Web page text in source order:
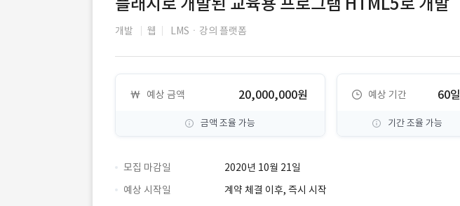
고객센터
개발 웹 LMSㆍ강의 플랫폼
예상 금액 20,000,000원
금액 조율 가능
예상 기간 60일
기간 조율 가능
모집 마감일 2020년 10월 21일
예상 시작일 계약 체결 이후, 즉시 시작